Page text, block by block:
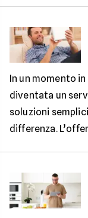
In un momento
diventata un
soluzioni
differenza.